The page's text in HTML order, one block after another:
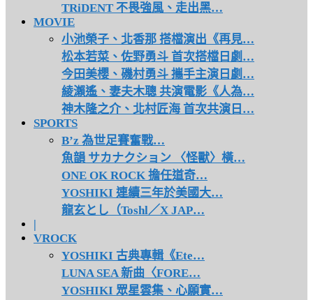
TRiDENT 不畏強風、走出黑…
MOVIE
小池榮子、北香那 搭檔演出《再見…
松本若菜、佐野勇斗 首次搭檔日劇…
今田美櫻、磯村勇斗 攜手主演日劇…
綾瀨遙、妻夫木聰 共演電影《人為…
神木隆之介、北村匠海 首次共演日…
SPORTS
B’z 為世足賽奮戰…
魚韻 サカナクション 〈怪獸〉橫…
ONE OK ROCK 擔任道奇…
YOSHIKI 連續三年於美國大…
龍玄とし（Toshl／X JAP…
|
VROCK
YOSHIKI 古典專輯《Ete…
LUNA SEA 新曲〈FORE…
YOSHIKI 眾星雲集、心願實…